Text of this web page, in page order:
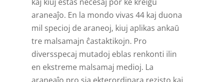
araneaĵo. En la mondo vivas 44 kaj duona
mil specioj de araneoj, kiuj aplikas ankaŭ
tre malsamajn ĉas­taktikojn. Pro
diversspecaj mutadoj eblas renkonti ilin
en ekstreme malsamaj medioj. La